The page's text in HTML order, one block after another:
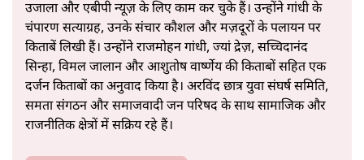
उजाला और एबीपी न्यूज़ के लिए काम कर चुके हैं। उन्होंने गांधी के
चंपारण सत्याग्रह, उनके संचार कौशल और मज़दूरों के पलायन पर
किताबें लिखी हैं। उन्होंने राजमोहन गांधी, ज्यां द्रेज़, सच्चिदानंद
सिन्हा, विमल जालान और आशुतोष वार्ष्णेय की किताबों सहित एक
दर्जन किताबों का अनुवाद किया है। अरविंद छात्र युवा संघर्ष समिति,
समता संगठन और समाजवादी जन परिषद के साथ सामाजिक और
राजनीतिक क्षेत्रों में सक्रिय रहे हैं।